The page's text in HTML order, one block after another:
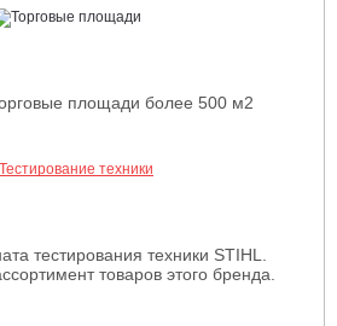
площади более 500 м2
тестирования техники STIHL.
товаров этого бренда.